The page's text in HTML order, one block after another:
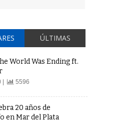
ÚLTIMAS
World Was Ending ft.
| 5596
20 años de
en Mar del Plata